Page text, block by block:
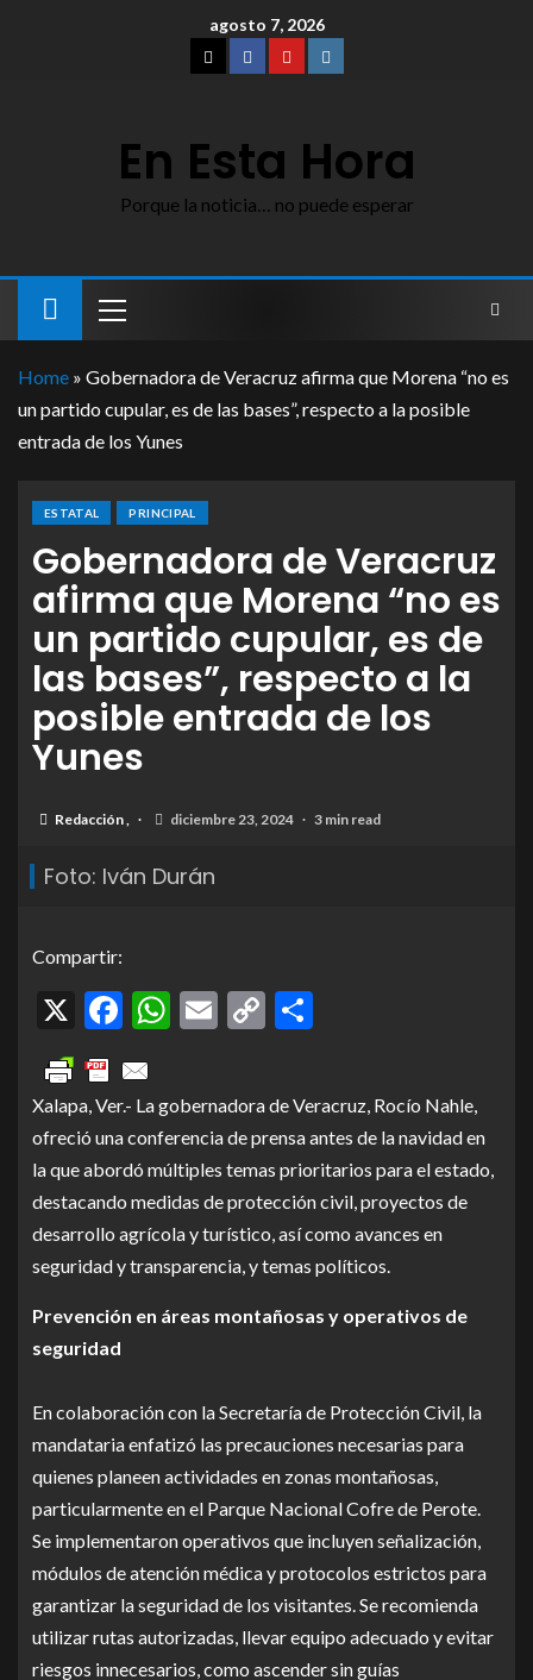
agosto 7, 2026
En Esta Hora
Porque la noticia… no puede esperar
Home » Gobernadora de Veracruz afirma que Morena “no es
un partido cupular, es de las bases”, respecto a la posible
entrada de los Yunes
ESTATAL PRINCIPAL
Gobernadora de Veracruz
afirma que Morena “no es
un partido cupular, es de
las bases”, respecto a la
posible entrada de los
Yunes
Redacción, diciembre 23, 2024 3 min read
Foto: Iván Durán
Compartir:
X Facebook
WhatsApp
Email
Copy
Xalapa, Ver.- La gobernadora de Veracruz, Rocío Nahle,
ofreció una conferencia de prensa antes de la navidad en
la que abordó múltiples temas prioritarios para el estado,
destacando medidas de protección civil, proyectos de
desarrollo agrícola y turístico, así como avances en
seguridad y transparencia, y temas políticos.
Prevención en áreas montañosas y operativos de
seguridad
En colaboración con la Secretaría de Protección Civil, la
mandataria enfatizó las precauciones necesarias para
quienes planeen actividades en zonas montañosas,
particularmente en el Parque Nacional Cofre de Perote.
Se implementaron operativos que incluyen señalización,
módulos de atención médica y protocolos estrictos para
garantizar la seguridad de los visitantes. Se recomienda
utilizar rutas autorizadas, llevar equipo adecuado y evitar
riesgos innecesarios, como ascender sin guías